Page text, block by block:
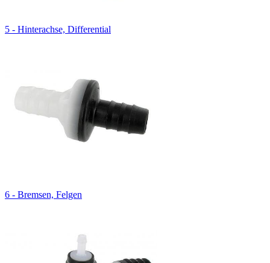
5 - Hinterachse, Differential
6 - Bremsen, Felgen